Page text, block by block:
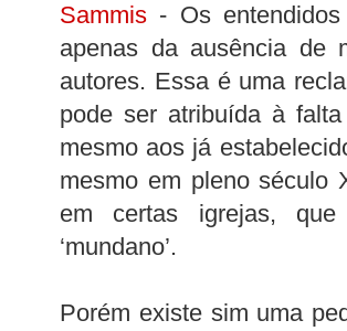
Sammis - Os
apenas da ausência de
autores. Essa é uma
pode ser atribuída à
mesmo aos já
mesmo em pleno século
em certas igrejas,
‘mundano’.
Porém existe sim uma